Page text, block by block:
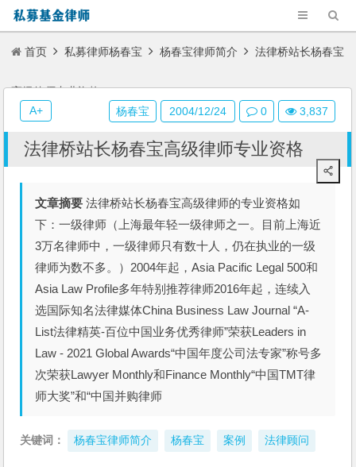
首页 私募律师杨春宝 杨春宝律师简介 法律桥站长杨春宝
高级律师专业资格
法律桥站长杨春宝高级律师专业资格
文章摘要 法律桥站长杨春宝高级律师的专业资格如
下：一级律师（上海最年轻一级律师之一。目前上海近
3万名律师中，一级律师只有数十人，仍在执业的一级
律师为数不多。）2004年起，Asia Pacific Legal 500和
Asia Law Profile多年特别推荐律师2016年起，连续入
选国际知名法律媒体China Business Law Journal “A-
List法律精英-百位中国业务优秀律师”荣获Leaders in
Law - 2021 Global Awards“中国年度公司法专家”称号多
次荣获Lawyer Monthly和Finance Monthly“中国TMT律
师大奖”和“中国并购律师
关键词： 杨春宝律师简介 杨春宝 案例 法律顾问
杨春宝 2004/12/24 0 3,837
A+